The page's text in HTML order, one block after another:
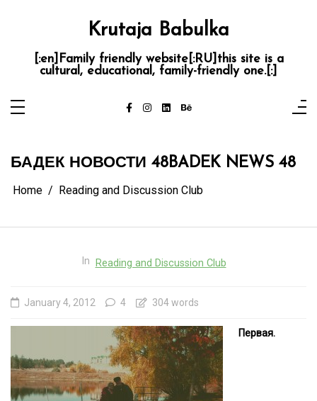
Krutaja Babulka
[:en]Family friendly website[:RU]this site is a
cultural, educational, family-friendly one.[:]
БАДЕК НОВОСТИ 48BADEK NEWS 48
Home Reading and Discussion Club
In Reading and Discussion Club
January 4, 2012 4 304 words
Первая.